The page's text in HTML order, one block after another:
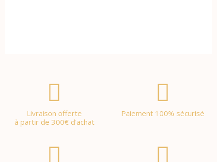
Livraison offerte
à partir de 300€ d'achat
Paiement 100% sécurisé